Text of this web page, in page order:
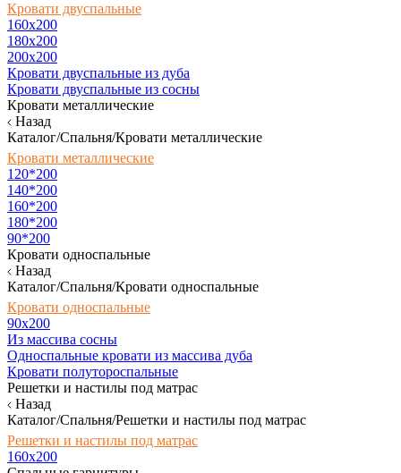
Кровати двуспальные
160х200
180x200
200x200
Кровати двуспальные из дуба
Кровати двуспальные из сосны
Кровати металлические
Назад
Каталог/Спальня/Кровати металлические
Кровати металлические
120*200
140*200
160*200
180*200
90*200
Кровати односпальные
Назад
Каталог/Спальня/Кровати односпальные
Кровати односпальные
90х200
Из массива сосны
Односпальные кровати из массива дуба
Кровати полутороспальные
Решетки и настилы под матрас
Назад
Каталог/Спальня/Решетки и настилы под матрас
Решетки и настилы под матрас
160х200